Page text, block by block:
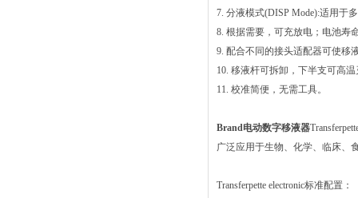
7. 分液模式(DISP Mode):适用于
8. 根据需要，可充放电；电池寿
9. 配合不同的接头适配器可使移
10. 移液杆可拆卸，下半支可高
11. 校准简便，无需工具。
Brand电动数字移液器
广泛应用于生物、化学、临床、
Transferpette electronic标准配置：